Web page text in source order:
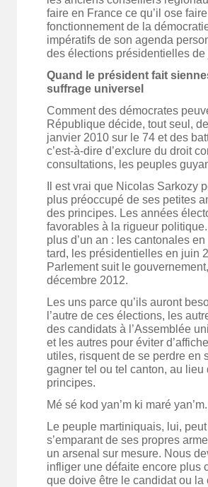
faire en France ce qu’il ose
fonctionnement de la
impératifs de son agenda
des élections présidentielles de
Quand le président fait
suffrage universel
Comment des démocrates
République décide, tout seul,
janvier 2010 sur le 74 et des
c’est-à-dire d’exclure du droit
consultations, les peuples
Il est vrai que Nicolas Sarkozy
plus préoccupé de ses petites
des principes. Les années
favorables à la rigueur
plus d’un an : les cantonales
tard, les présidentielles en juin
Parlement suit le
décembre 2012.
Les uns parce qu’ils auront
l’autre de ces élections, les
des candidats à l’Assemblée
et les autres pour éviter
utiles, risquent de se perdre en
gagner tel ou tel canton, au lieu
principes.
Mé sé kod yan’m ki maré yan’m.
Le peuple martiniquais, lui,
s’emparant de ses propres
un arsenal sur mesure. Nous
infliger une défaite encore plus
que doive être le candidat ou